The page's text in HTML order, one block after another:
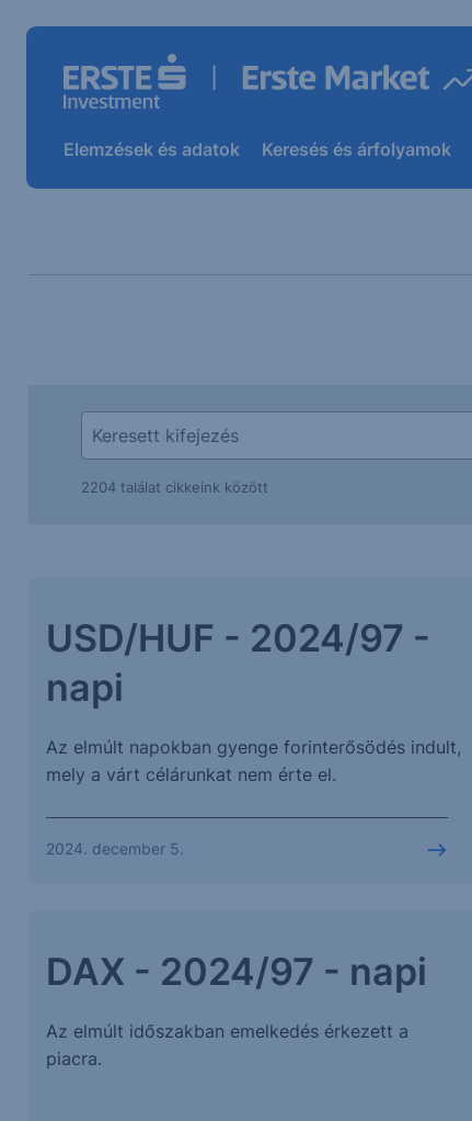
Elemzések és adatok Keresés és árfolyamok
2204 találat cikkeink között
USD/HUF - 2024/97 -
napi
Az elmúlt napokban gyenge forinterősödés indult,
mely a várt célárunkat nem érte el.
2024. december 5.
DAX - 2024/97 - napi
Az elmúlt időszakban emelkedés érkezett a
piacra.